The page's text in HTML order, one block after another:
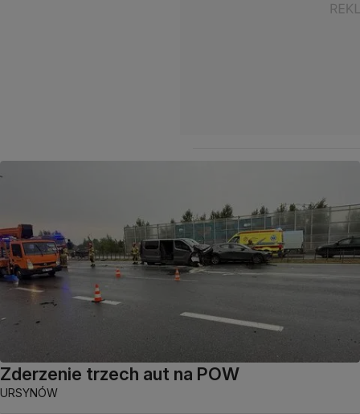
Zderzenie trzech aut na POW
URSYNÓW